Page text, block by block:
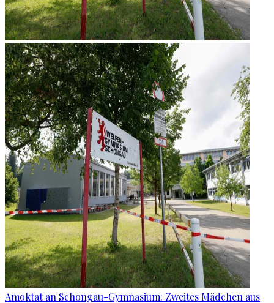
Amoktat an Schongau-Gymnasium: Zweites Mädchen aus